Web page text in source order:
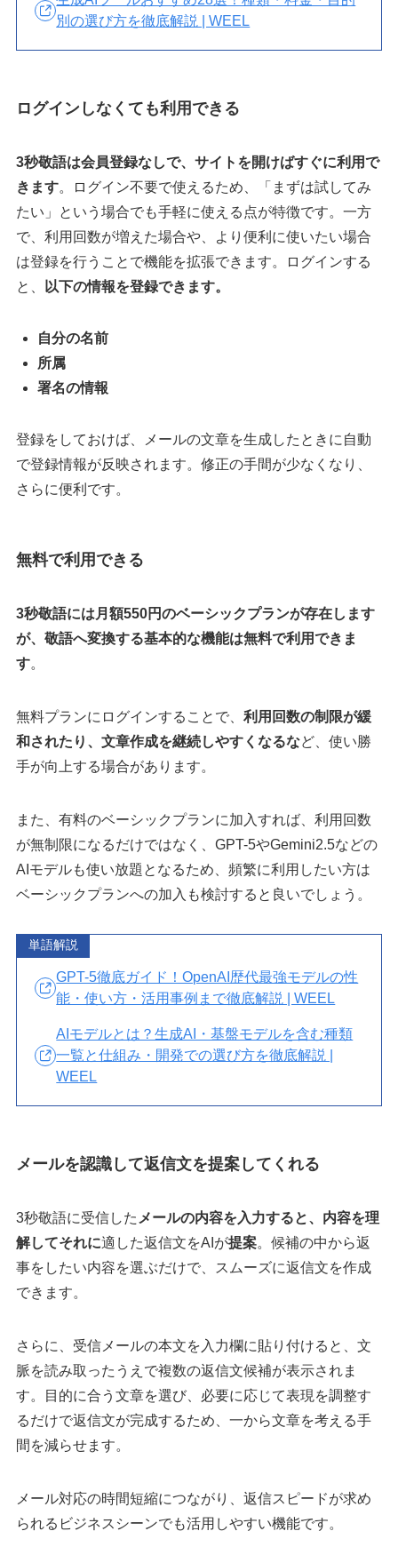
別の選び方を徹底解説 | WEEL
ログインしなくても利用できる
3秒敬語は会員登録なしで、サイトを開けばすぐに利用で
きます。ログイン不要で使えるため、「まずは試してみ
たい」という場合でも手軽に使える点が特徴です。一方
で、利用回数が増えた場合や、より便利に使いたい場合
は登録を行うことで機能を拡張できます。ログインする
と、
以下の情報を登録できます。
自分の名前
所属
署名の情報
登録をしておけば、メールの文章を生成したときに自動
で登録情報が反映されます。修正の手間が少なくなり、
さらに便利です。
無料で利用できる
3秒敬語には月額550円のベーシックプランが存在します
が、敬語へ変換する基本的な機能は無料で利用できま
す。
無料プランにログインすることで、 利用回数の制限が緩
和されたり、文章作成を継続しやすくなるなど、使い勝
手が向上する場合があります。
また、有料のベーシックプランに加入すれば、利用回数
が無制限になるだけではなく、GPT-5やGemini2.5などの
AIモデルも使い放題となるため、頻繁に利用したい方は
ベーシックプランへの加入も検討すると良いでしょう。
単語解説
GPT-5徹底ガイド！OpenAI歴代最強モデルの性
能・使い方・活用事例まで徹底解説 | WEEL
AIモデルとは？生成AI・基盤モデルを含む種類
一覧と仕組み・開発での選び方を徹底解説 |
WEEL
メールを認識して返信文を提案してくれる
3秒敬語に受信した メールの内容を入力すると、内容を理
解してそれに適した返信文をAIが提案。候補の中から返
事をしたい内容を選ぶだけで、スムーズに返信文を作成
できます。
さらに、受信メールの本文を入力欄に貼り付けると、文
脈を読み取ったうえで複数の返信文候補が表示されま
す。目的に合う文章を選び、必要に応じて表現を調整す
るだけで返信文が完成するため、一から文章を考える手
間を減らせます。
メール対応の時間短縮につながり、返信スピードが求め
られるビジネスシーンでも活用しやすい機能です。